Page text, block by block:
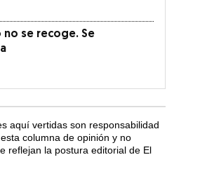
no se recoge. Se
aquí vertidas son responsabilidad
columna de opinión y no
reflejan la postura editorial de El